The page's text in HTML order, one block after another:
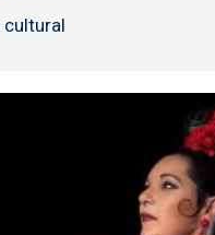
cultural